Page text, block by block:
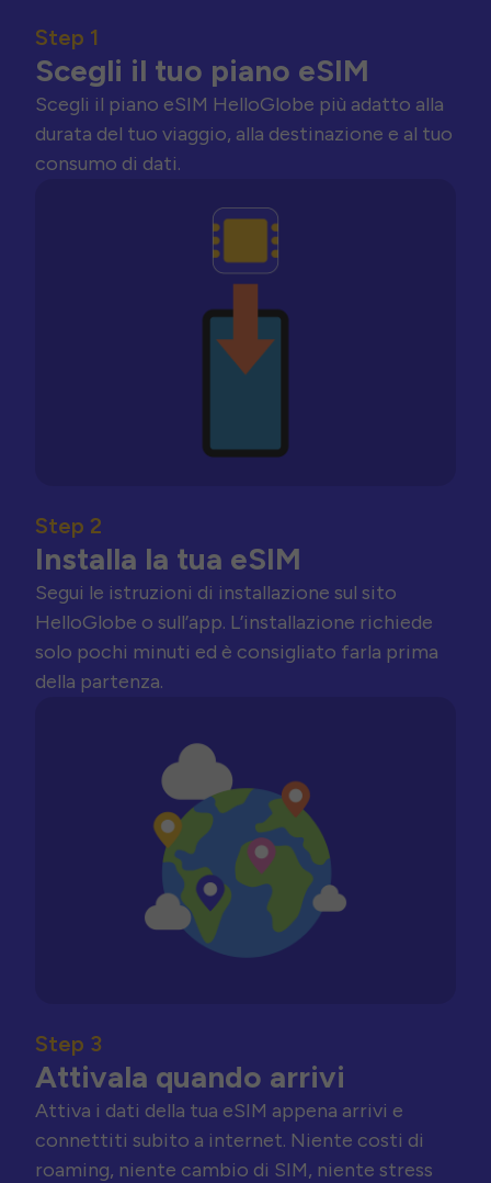
Step 1
Scegli il tuo piano eSIM
Scegli il piano eSIM HelloGlobe più adatto alla
durata del tuo viaggio, alla destinazione e al tuo
consumo di dati.
Step 2
Installa la tua eSIM
Segui le istruzioni di installazione sul sito
HelloGlobe o sull’app. L’installazione richiede
solo pochi minuti ed è consigliato farla prima
della partenza.
Step 3
Attivala quando arrivi
Attiva i dati della tua eSIM appena arrivi e
connettiti subito a internet. Niente costi di
roaming, niente cambio di SIM, niente stress